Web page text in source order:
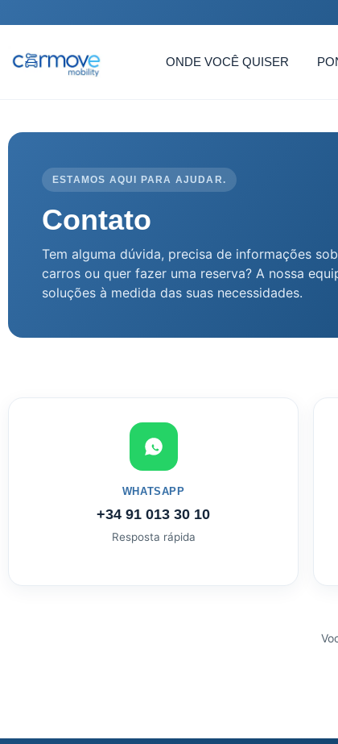
ONDE VOCÊ QUISER
ESTAMOS AQUI PARA AJUDAR.
Contato
Tem alguma dúvida, precisa de informações
carros ou quer fazer uma reserva? A nossa
soluções à medida das suas necessidades.
WHATSAPP
+34 91 013 30 10
Resposta rápida